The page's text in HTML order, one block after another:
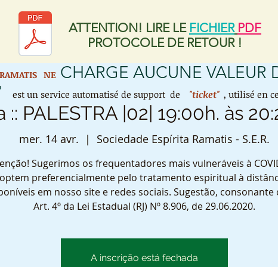
ATTENTION! LIRE LE FICHIER PDF
PROTOCOLE DE RETOUR !
:: PALESTRA |02| 19:00h. às
mer. 14 avr.
  |
Sociedade Espírita Ramatis - S.E.R.
Sugerimos os frequentadores mais vulneráveis à
optem preferencialmente pelo tratamento espiritual à
em nosso site e redes sociais. Sugestão, consonante
Art. 4º da Lei Estadual (RJ) Nº 8.906, de 29.06.2020.
A inscrição está fechada
NE CHARGE AUCUNE VALEUR
est un service automatisé de support de "ticket" , utilisé en